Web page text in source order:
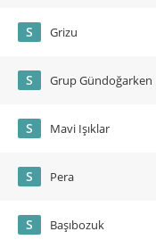
S Grizu
S Grup Gündoğarken
S Mavi Işıklar
S Pera
S Başıbozuk